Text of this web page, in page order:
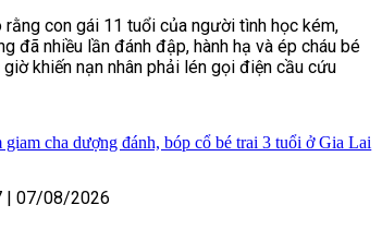
rằng con gái 11 tuổi của người tình học kém,
đã nhiều lần đánh đập, hành hạ và ép cháu bé
khiến nạn nhân phải lén gọi điện cầu cứu
giam cha dượng đánh, bóp cổ bé trai 3 tuổi ở Gia Lai
| 07/08/2026